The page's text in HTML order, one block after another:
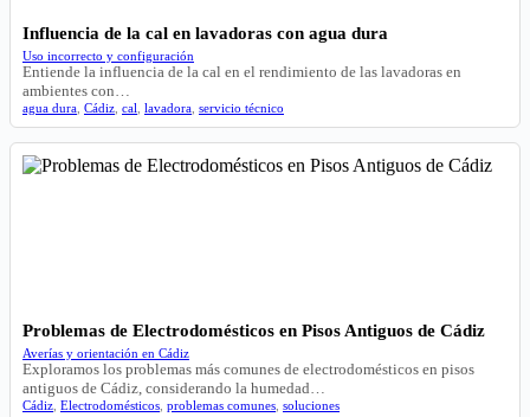
Influencia de la cal en lavadoras con agua dura
Uso incorrecto y configuración
Entiende la influencia de la cal en el rendimiento de las lavadoras en
ambientes con…
agua dura Cádiz cal lavadora servicio técnico
Problemas de Electrodomésticos en Pisos Antiguos de Cádiz
Averías y orientación en Cádiz
Exploramos los problemas más comunes de electrodomésticos en pisos
antiguos de Cádiz, considerando la humedad…
Cádiz Electrodomésticos problemas comunes soluciones